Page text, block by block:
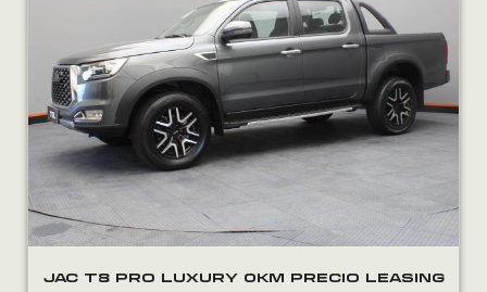
Encontranos en
JAC T8 PRO LUXURY 0KM PRECIO LEASING